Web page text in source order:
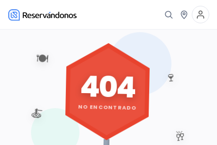
🍽️
🍷
🥂
🍝
404
NO ENCONTRADO